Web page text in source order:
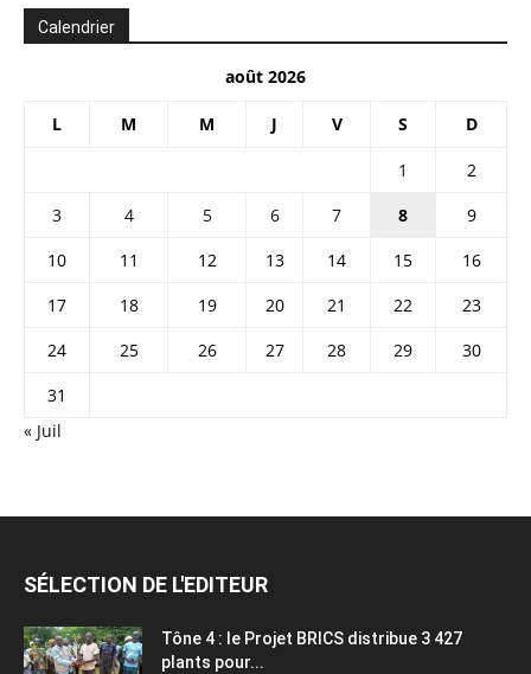
Calendrier
août 2026
L M M J V S D
1
2
3
4 5 6 7 8
9
10
11 12 13 14 15
16
17
18 19 20 21 22
23
24
25 26 27 28 29
30
31
« Juil
SÉLECTION DE L'EDITEUR
Tône 4 : le Projet BRICS distribue 3 427
plants pour...